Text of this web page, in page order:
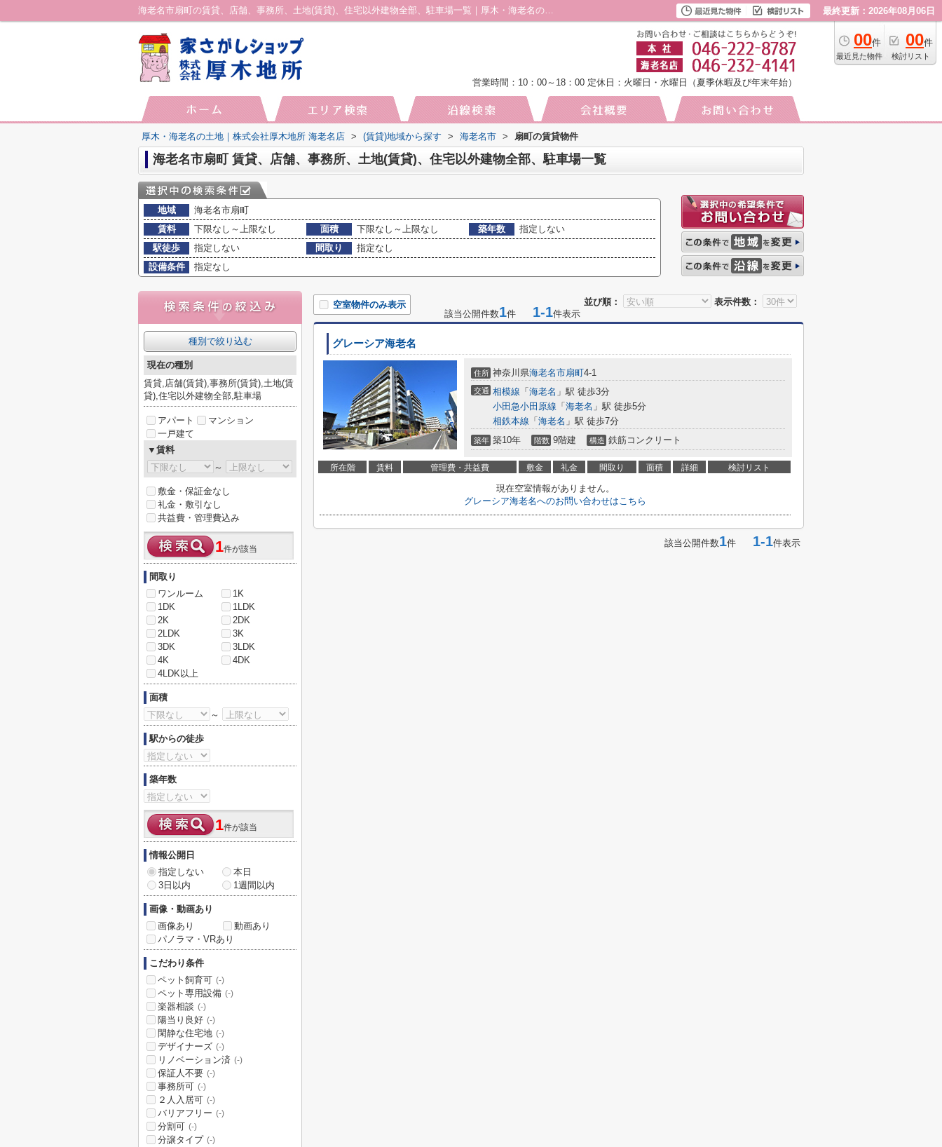
海老名市扇町の賃貸、店舗、事務所、土地(賃貸)、住宅以外建物全部、駐車場一覧｜厚木・海老名の土地｜株式会社厚木地所 海老名店 最終更新：2026年08月06日
00件
最近見た物件
00件
検討リスト
営業時間：10：00～18：00 定休日：火曜日・水曜日（夏季休暇及び年末年始）
厚木・海老名の土地｜株式会社厚木地所 海老名店 > (賃貸)地域から探す > 海老名市 > 扇町の賃貸物件
海老名市扇町 賃貸、店舗、事務所、土地(賃貸)、住宅以外建物全部、駐車場一覧
地域
海老名市扇町
賃料
下限なし～上限なし 面積 下限なし～上限なし 築年数
指定しない
駅徒歩
指定しない 間取り
指定なし
設備条件
指定なし
並び順： 表示件数：
空室物件のみ表示
該当公開件数1件 1-1件表示
グレーシア海老名
住所 神奈川県海老名市扇町4-1
交通 相模線 「 海老名 」駅 徒歩3分
小田急小田原線 「 海老名 」駅 徒歩5分
相鉄本線 「 海老名 」駅 徒歩7分
築年 築10年 階数 9階建 構造 鉄筋コンクリート
所在階 賃料 管理費・共益費 敷金 礼金 間取り 面積 詳細 検討リスト
現在空室情報がありません。
グレーシア海老名へのお問い合わせはこちら
該当公開件数1件 1-1件表示
種別で絞り込む
現在の種別
賃貸,店舗(賃貸),事務所(賃貸),土地(賃
貸),住宅以外建物全部,駐車場
アパート
マンション
一戸建て
▼賃料
～
敷金・保証金なし
礼金・敷引なし
共益費・管理費込み
1件が該当
間取り
ワンルーム
1K
1DK
1LDK
2K
2DK
2LDK
3K
3DK
3LDK
4K
4DK
4LDK以上
面積
～
駅からの徒歩
築年数
1件が該当
情報公開日
指定しない
本日
3日以内
1週間以内
画像・動画あり
画像あり
動画あり
パノラマ・VRあり
こだわり条件
ペット飼育可 (-)
ペット専用設備 (-)
楽器相談 (-)
陽当り良好 (-)
閑静な住宅地 (-)
デザイナーズ (-)
リノベーション済 (-)
保証人不要 (-)
事務所可 (-)
２人入居可 (-)
バリアフリー (-)
分割可 (-)
分譲タイプ (-)